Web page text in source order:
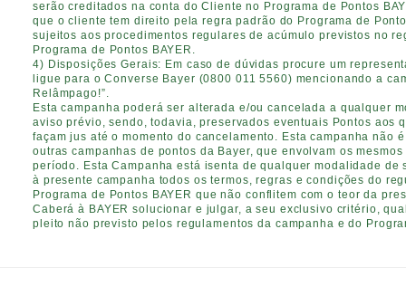
serão creditados na conta do Cliente no Programa de Pontos
que o cliente tem direito pela regra padrão do Programa de
sujeitos aos procedimentos regulares de acúmulo previstos no
Programa de Pontos BAYER.
4) Disposições Gerais: Em caso de dúvidas procure um
ligue para o Converse Bayer (0800 011 5560) mencionando a
Relâmpago!”.
Esta campanha poderá ser alterada e/ou cancelada a qualquer
aviso prévio, sendo, todavia, preservados eventuais Pontos aos
façam jus até o momento do cancelamento. Esta campanha não
outras campanhas de pontos da Bayer, que envolvam os
período. Esta Campanha está isenta de qualquer modalidade de
à presente campanha todos os termos, regras e condições do
Programa de Pontos BAYER que não conflitem com o teor da
Caberá à BAYER solucionar e julgar, a seu exclusivo critério,
pleito não previsto pelos regulamentos da campanha e do